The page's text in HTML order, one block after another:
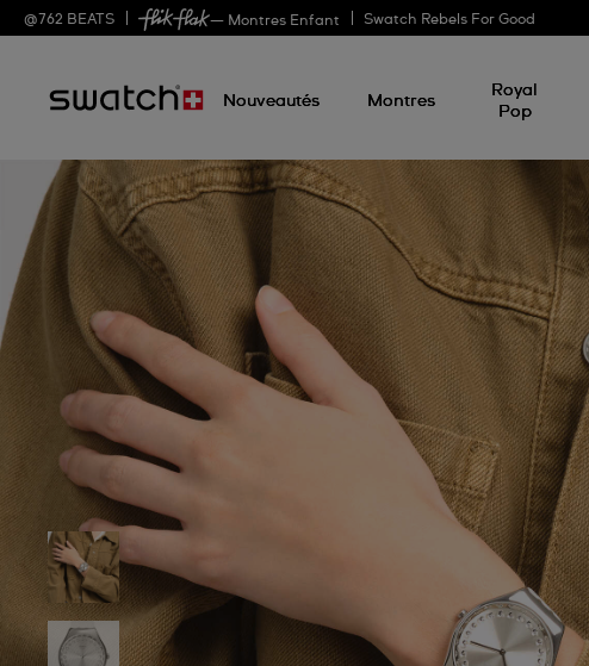
@ 762 BEATS — Montres Enfant Swatch Rebels For Good
Nouveautés Montres
Royal
Pop